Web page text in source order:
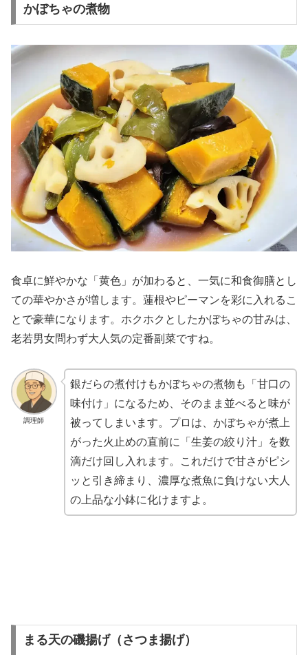
かぼちゃの煮物
食卓に鮮やかな「黄色」が加わると、一気に和食御膳とし
ての華やかさが増します。蓮根やピーマンを彩に入れるこ
とで豪華になります。ホクホクとしたかぼちゃの甘みは、
老若男女問わず大人気の定番副菜ですね。
調理師
銀だらの煮付けもかぼちゃの煮物も「甘口の
味付け」になるため、そのまま並べると味が
被ってしまいます。プロは、かぼちゃが煮上
がった火止めの直前に「生姜の絞り汁」を数
滴だけ回し入れます。これだけで甘さがピシ
ッと引き締まり、濃厚な煮魚に負けない大人
の上品な小鉢に化けますよ。
まる天の磯揚げ（さつま揚げ）